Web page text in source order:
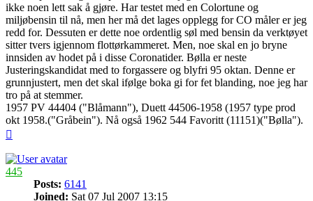
ikke noen lett sak å gjøre. Har testet med en Colortune og
miljøbensin til nå, men her må det lages opplegg for CO måler er jeg
redd for. Dessuten er dette noe ordentlig søl med bensin da verktøyet
sitter tvers igjennom flottørkammeret. Men, noe skal en jo bryne
innsiden av hodet på i disse Coronatider. Bølla er neste
Justeringskandidat med to forgassere og blyfri 95 oktan. Denne er
grunnjustert, men det skal ifølge boka gi for fet blanding, noe jeg har
tro på at stemmer.
1957 PV 44404 ("Blåmann"), Duett 44506-1958 (1957 type prod
okt 1958.("Gråbein"). Nå også 1962 544 Favoritt (11151)("Bølla").
445
Posts: 6141
Joined: Sat 07 Jul 2007 13:15